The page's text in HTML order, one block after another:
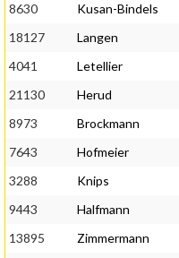
8630
Kusan-Bindels
18127
Langen
4041
Letellier
21130
Herud
8973
Brockmann
7643
Hofmeier
3288
Knips
9443
Halfmann
13895
Zimmermann